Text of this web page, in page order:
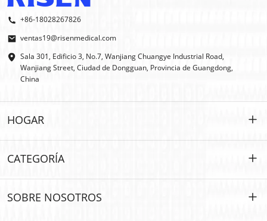
+86-18028267826
ventas19@risenmedical.com
Sala 301, Edificio 3, No.7, Wanjiang Chuangye Industrial Road,
Wanjiang Street, Ciudad de Dongguan, Provincia de Guangdong,
China
HOGAR
HOGAR
PRODUCTOS
CATEGORÍA
Personalizado
SOBRE NOSOTROS